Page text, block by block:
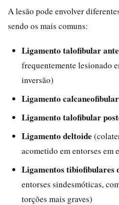
A lesão pode envolver
sendo os mais comuns:
Ligamento talofibular
frequentemente lesionado
inversão)
Ligamento calcaneofibular
Ligamento talofibular
Ligamento deltoide
acometido em entorses em
Ligamentos tibiofibulares
entorses sindesmóticas,
torções mais graves)